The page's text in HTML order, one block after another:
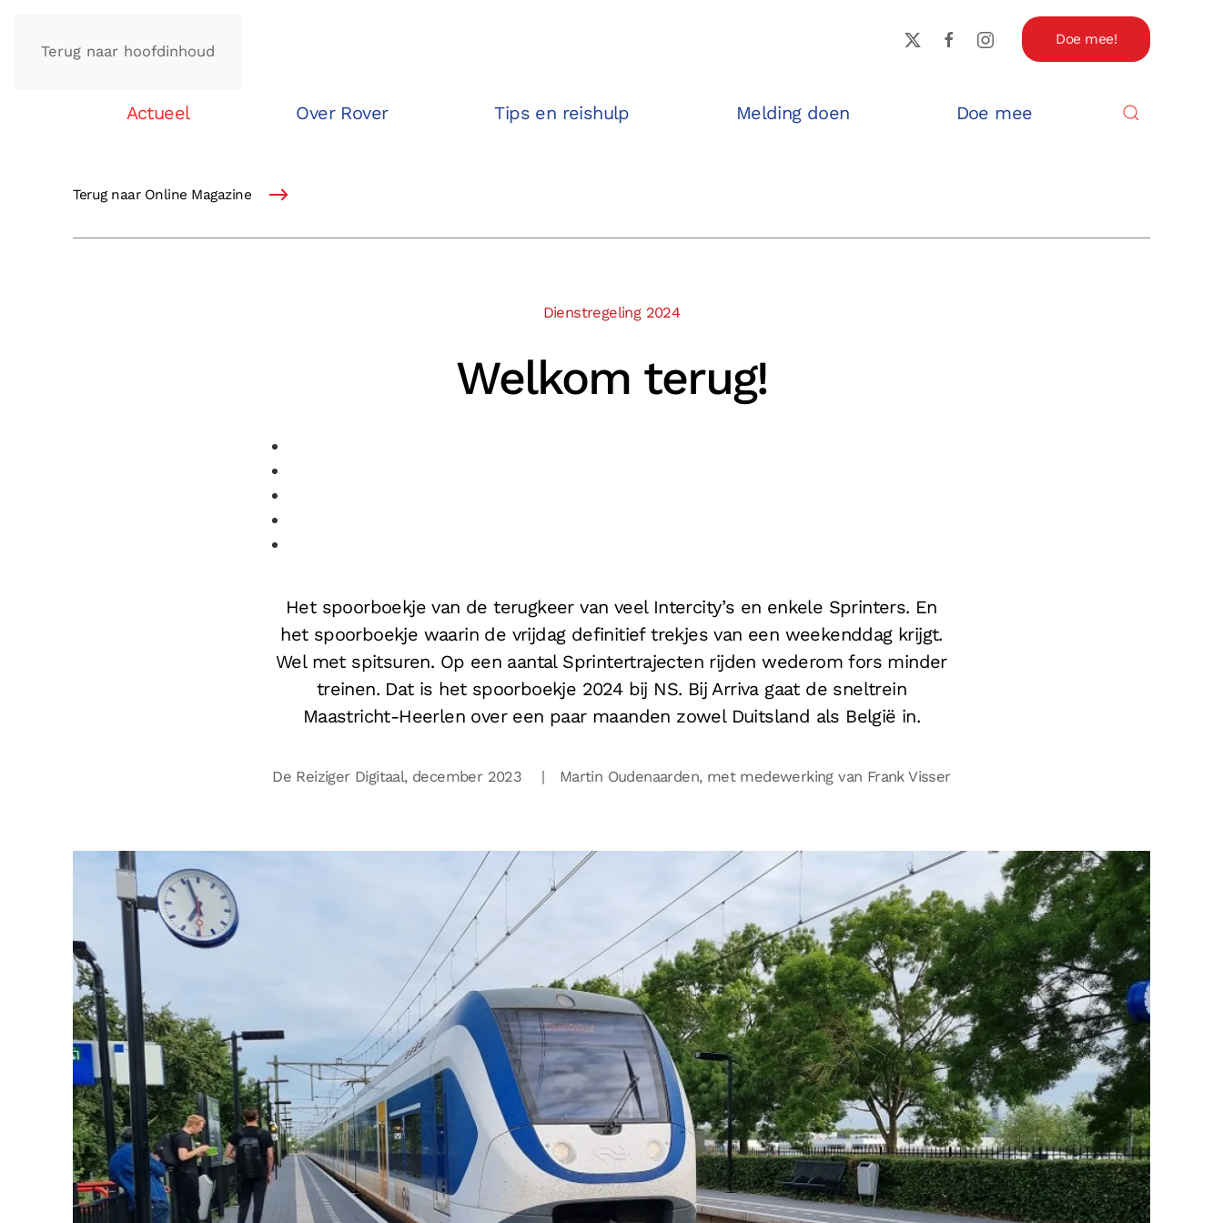
Terug naar hoofdinhoud
Doe mee!
Actueel Over Rover Tips en reishulp Melding doen Doe mee
Terug naar Online Magazine
Dienstregeling 2024
Welkom terug!
Het spoorboekje van de terugkeer van veel Intercity’s en enkele Sprinters. En
het spoorboekje waarin de vrijdag definitief trekjes van een weekenddag krijgt.
Wel met spitsuren. Op een aantal Sprintertrajecten rijden wederom fors minder
treinen. Dat is het spoorboekje 2024 bij NS. Bij Arriva gaat de sneltrein
Maastricht-Heerlen over een paar maanden zowel Duitsland als België in.
De Reiziger Digitaal, december 2023 | Martin Oudenaarden, met medewerking van Frank Visser